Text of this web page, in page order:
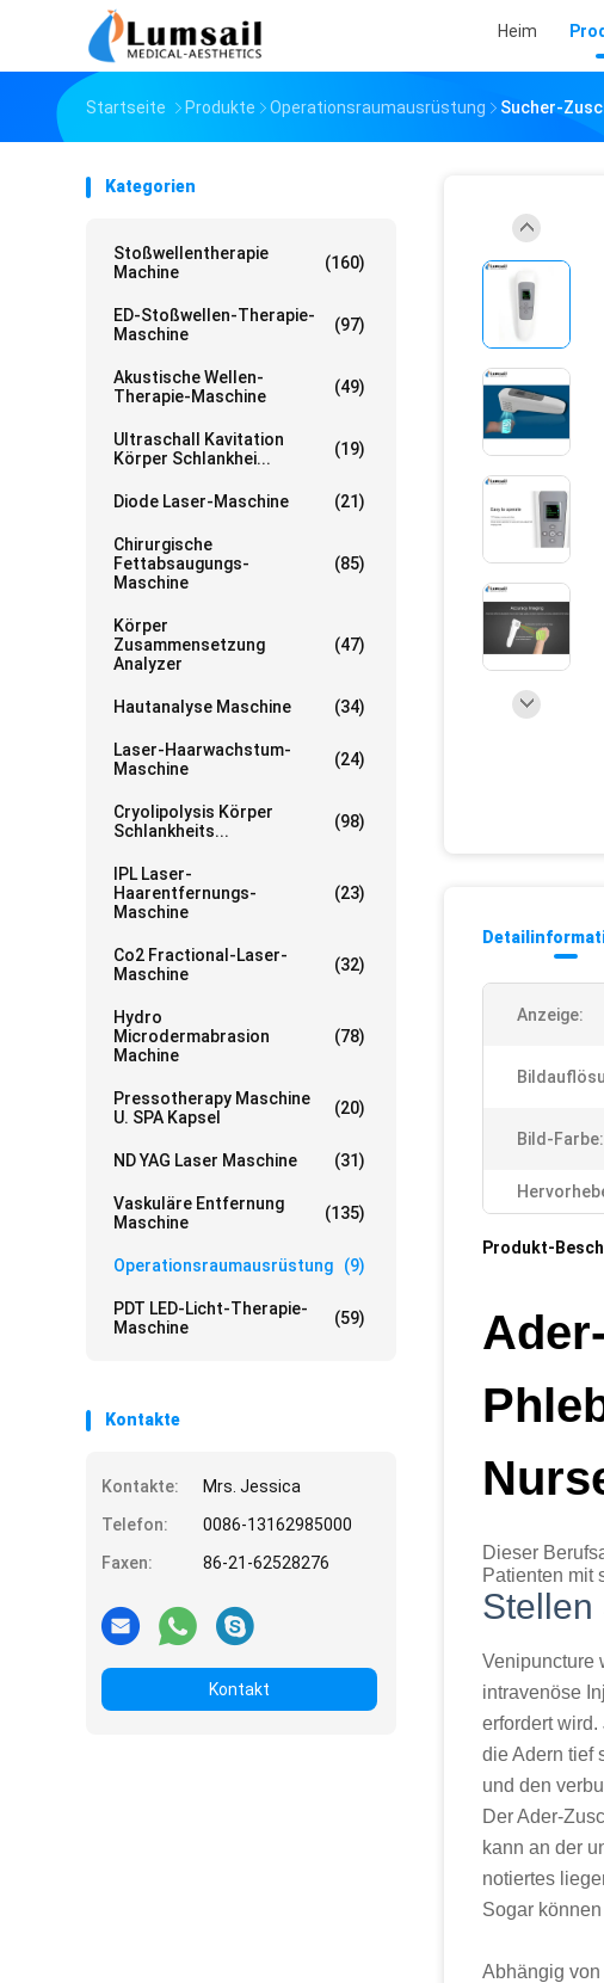
Heim
Startseite Produkte Operationsraumausrüstung Sucher-
Kategorien
Stoßwellentherapie
Machine
(160)
ED-Stoßwellen-Therapie-
Maschine
(97)
Akustische Wellen-
Therapie-Maschine
(49)
Ultraschall Kavitation
Körper Schlankhei...
(19)
Diode Laser-Maschine (21)
Chirurgische
Fettabsaugungs-
Maschine
(85)
Körper
Zusammensetzung
Analyzer
(47)
Hautanalyse Maschine (34)
Laser-Haarwachstum-
Maschine
(24)
Cryolipolysis Körper
Schlankheits...
(98)
IPL Laser-
Haarentfernungs-
Maschine
(23)
Co2 Fractional-Laser-
Maschine
(32)
Hydro
Microdermabrasion
Machine
(78)
Pressotherapy Maschine
U. SPA Kapsel
(20)
ND YAG Laser Maschine (31)
Vaskuläre Entfernung
Maschine
(135)
Operationsraumausrüstung (9)
PDT LED-Licht-Therapie-
Maschine
(59)
Kontakte
Kontakte:
Mrs. Jessica
Telefon:
0086-13162985000
Faxen:
86-21-62528276
Kontakt
Anzeige:
Bild-Farbe:
Produkt-
Dieser
Patienten mit
Stellen
Venipuncture
intravenöse
erfordert
die Adern tief
und den
Der Ader-
kann an der
notiertes
Sogar
Abhängig